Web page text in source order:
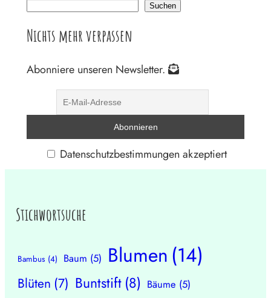
Suchen
Nichts mehr verpassen
Abonniere unseren Newsletter.
Datenschutzbestimmungen akzeptiert
Stichwortsuche
Bambus (4) Baum (5) Blumen(14)
Blüten (7) Buntstift (8) Bäume (5)